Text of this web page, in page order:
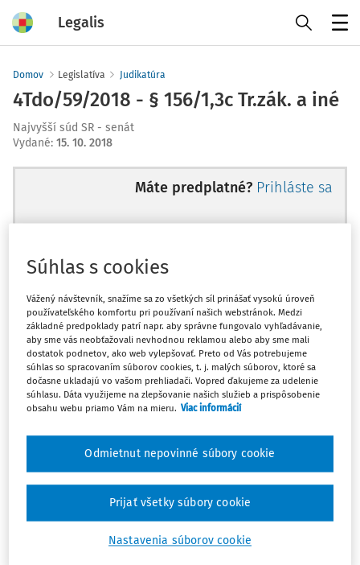
Legalis
Domov Legislatíva Judikatúra
4Tdo/59/2018 - § 156/1,3c Tr.zák. a iné
Najvyšší súd SR - senát
Vydané: 15. 10. 2018
Máte predplatné? Prihláste sa
Ups, zatiaľ ste si prečítali len
začiatok...
Celý odborný obsah z tejto oblasti je
dostupný predplatiteľom portálu.
obsahu a získajte prístup na 10 dní
zdarma, stačí sa len zaregistrovať.
Vďaka registrácii získate prístup aj k
vybranému obsahu:
Súhlas s cookies
Vážený návštevník, snažíme sa zo všetkých síl prinášať vysokú úroveň
používateľského komfortu pri používaní našich webstránok. Medzi
základné predpoklady patrí napr. aby správne fungovalo vyhľadávanie,
aby sme vás neobťažovali nevhodnou reklamou alebo aby sme mali
dostatok podnetov, ako web vylepšovať. Preto od Vás potrebujeme
súhlas so spracovaním súborov cookies, t. j. malých súborov, ktoré sa
dočasne ukladajú vo vašom prehliadači. Vopred ďakujeme za udelenie
súhlasu. Dáta využijeme na zlepšovanie našich služieb a prispôsobenie
obsahu webu priamo Vám na mieru. Viac informácií
Nastavenia súborov cookie
Odmietnut nepovinné súbory cookie
Prijať všetky súbory cookie